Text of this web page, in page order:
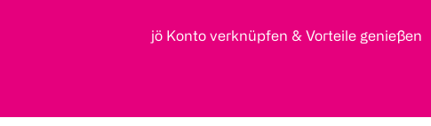
jö Konto verknüpfen & Vorteile genießen